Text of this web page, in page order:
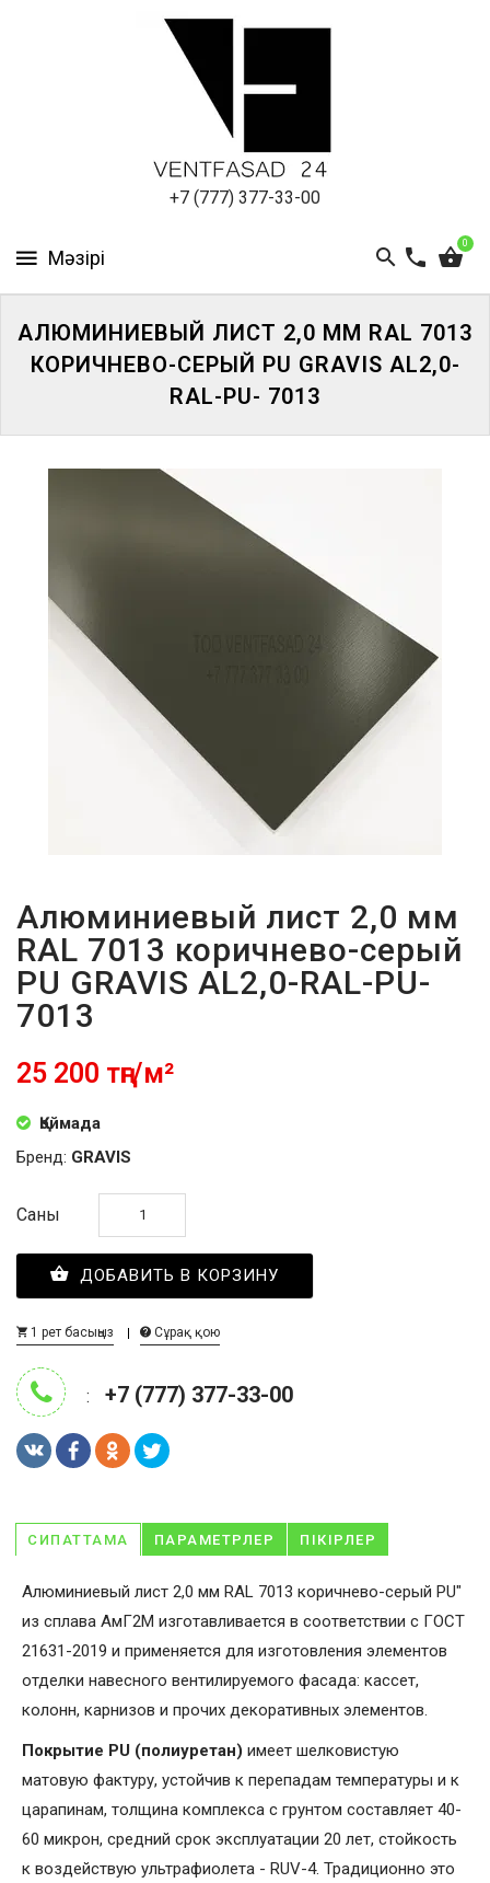
+7 (777) 377-33-00
0
ПАНЕЛИ
АЛЮМИНИЕВЫЙ ЛИСТ 2,0 ММ RAL 7013
КОРИЧНЕВО-СЕРЫЙ PU GRAVIS AL2,0-
RAL-PU- 7013
Алюминиевый лист 2,0 мм
RAL 7013 коричнево-серый
PU GRAVIS AL2,0-RAL-PU-
7013
25 200 тңг/м²
Қоймада
Бренд: GRAVIS
Саны
ДОБАВИТЬ В КОРЗИНУ
1 рет басыңыз Сұрақ қою
: +7 (777) 377-33-00
СИПАТТАМА ПАРАМЕТРЛЕР ПІКІРЛЕР
Алюминиевый лист 2,0 мм RAL 7013 коричнево-серый PU"
из сплава АмГ2М изготавливается в соответствии с ГОСТ
21631-2019 и применяется для изготовления элементов
отделки навесного вентилируемого фасада: кассет,
колонн, карнизов и прочих декоративных элементов.
Покрытие PU (полиуретан) имеет шелковистую
матовую фактуру, устойчив к перепадам температуры и к
царапинам, толщина комплекса с грунтом составляет 40-
60 микрон, средний срок эксплуатации 20 лет, стойкость
к воздействую ультрафиолета - RUV-4. Традиционно это